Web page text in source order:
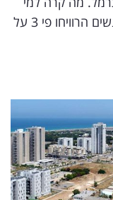
שרכש דירה ב-2016 ואיך זה הגיוני שאנשים הרוויחו פי 3 על